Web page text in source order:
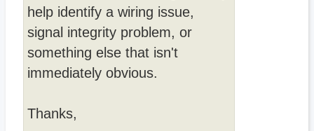
help identify a wiring issue,
signal integrity problem, or
something else that isn't
immediately obvious.
Thanks,